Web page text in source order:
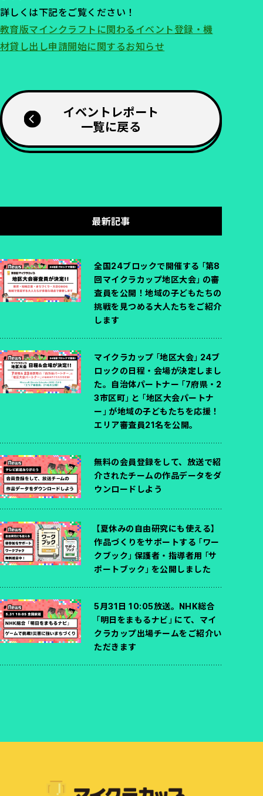
詳しくは下記をご覧ください！
教育版マインクラフトに関わるイベント登録・機
材貸し出し申請開始に関するお知らせ
イベントレポート
一覧に戻る
最新記事
全国24ブロックで開催する「第8
回マイクラカップ地区大会」の審
査員を公開！地域の子どもたちの
挑戦を見つめる大人たちをご紹介
します
マイクラカップ「地区大会」24ブ
ロックの日程・会場が決定しまし
た。自治体パートナー「7府県・2
3市区町」と「地区大会パートナ
ー」が地域の子どもたちを応援！
エリア審査員21名を公開。
無料の会員登録をして、放送で紹
介されたチームの作品データをダ
ウンロードしよう
【夏休みの自由研究にも使える】
作品づくりをサポートする「ワー
クブック」保護者・指導者用「サ
ポートブック」を公開しました
5月31日 10:05放送。NHK総合
「明日をまもるナビ」にて、マイ
クラカップ出場チームをご紹介い
ただきます